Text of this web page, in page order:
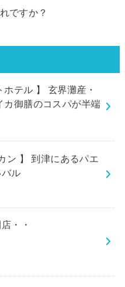
ですか？
ホテル 】 玄界灘産・
カ御膳のコスパが半端
ン 】 到津にあるパエ
ル
・・